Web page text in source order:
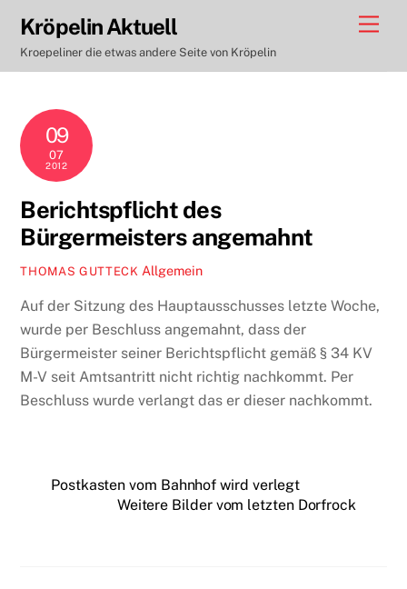
content
Kröpelin Aktuell
Kroepeliner die etwas andere Seite von Kröpelin
09
07
2012
Berichtspflicht des
Bürgermeisters angemahnt
THOMAS GUTTECK Allgemein
Auf der Sitzung des Hauptausschusses letzte Woche,
wurde per Beschluss angemahnt, dass der
Bürgermeister seiner Berichtspflicht gemäß § 34 KV
M-V seit Amtsantritt nicht richtig nachkommt. Per
Beschluss wurde verlangt das er dieser nachkommt.
Postkasten vom Bahnhof wird verlegt
Weitere Bilder vom letzten Dorfrock